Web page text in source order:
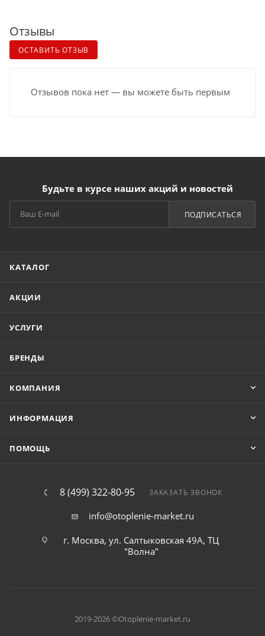
Отзывы
ОСТАВИТЬ ОТЗЫВ
Отзывов пока нет — вы можете быть первым
Будьте в курсе наших акций и новостей
ПОДПИСАТЬСЯ
КАТАЛОГ
АКЦИИ
УСЛУГИ
БРЕНДЫ
КОМПАНИЯ
ИНФОРМАЦИЯ
ПОМОЩЬ
8 (499) 322-80-95 ЗАКАЗАТЬ ЗВОНОК
info@otoplenie-market.ru
г. Москва, ул. Салтыковская 49А, ТЦ
"Волна"
2019-2026 ©Otoplenie-market.ru